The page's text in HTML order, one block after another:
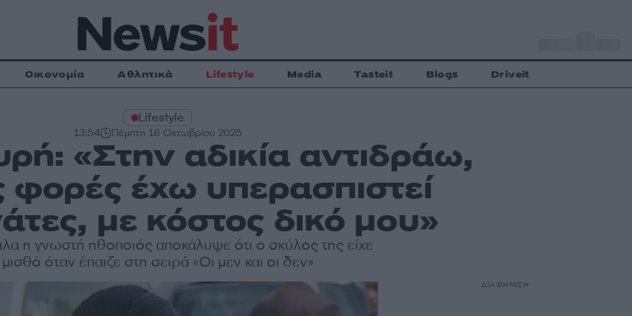
Οικονομία Αθλητικά Lifestyle Media Tasteit Blogs Driveit
Lifestyle
13:54 Πέμπτη 16 Οκτωβρίου 2025
«Στην αδικία αντιδράω,
φορές έχω υπερασπιστεί
με κόστος δικό μου»
η γνωστή ηθοποιός αποκάλυψε ότι ο σκύλος της είχε
μισθό όταν έπαιζε στη σειρά «Οι μεν και οι δεν»
ΔΙΑΦΗΜΙΣΗ